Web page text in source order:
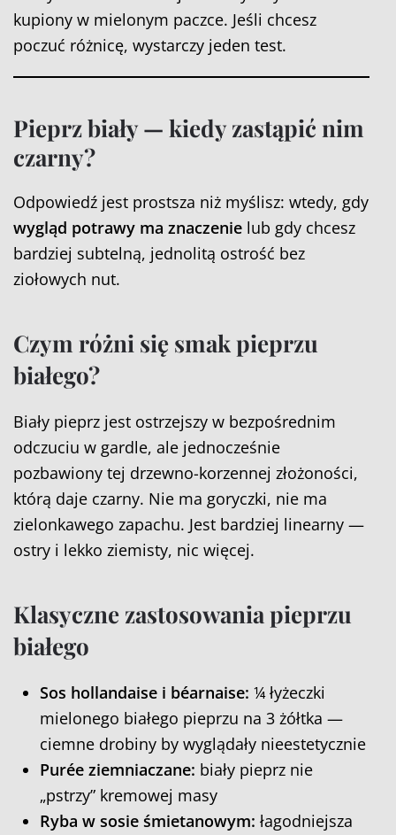
kupiony w mielonym paczce. Jeśli chcesz
poczuć różnicę, wystarczy jeden test.
Pieprz biały — kiedy zastąpić nim
czarny?
Odpowiedź jest prostsza niż myślisz: wtedy, gdy
wygląd potrawy ma znaczenie lub gdy chcesz
bardziej subtelną, jednolitą ostrość bez
ziołowych nut.
Czym różni się smak pieprzu
białego?
Biały pieprz jest ostrzejszy w bezpośrednim
odczuciu w gardle, ale jednocześnie
pozbawiony tej drzewno-korzennej złożoności,
którą daje czarny. Nie ma goryczki, nie ma
zielonkawego zapachu. Jest bardziej linearny —
ostry i lekko ziemisty, nic więcej.
Klasyczne zastosowania pieprzu
białego
Sos hollandaise i béarnaise: ¼ łyżeczki
mielonego białego pieprzu na 3 żółtka —
ciemne drobiny by wyglądały nieestetycznie
Purée ziemniaczane: biały pieprz nie
„pstrzy” kremowej masy
Ryba w sosie śmietanowym: łagodniejsza